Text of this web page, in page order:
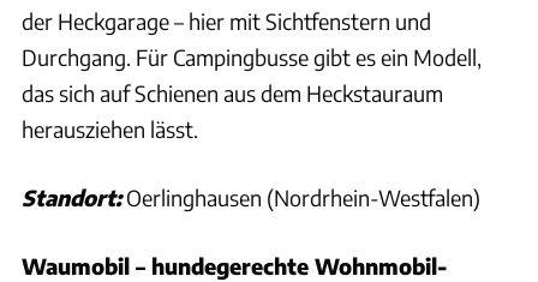
der Heckgarage – hier mit Sichtfenstern und
Durchgang. Für Campingbusse gibt es ein Modell,
das sich auf Schienen aus dem Heckstauraum
herausziehen lässt.
Standort:Oerlinghausen (Nordrhein-Westfalen)
Waumobil – hundegerechte Wohnmobil-